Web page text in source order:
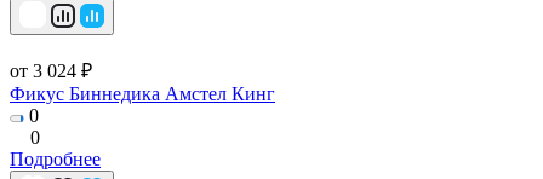
от 3 024 ₽
Фикус Биннедика Амстел Кинг
0
0
Подробнее